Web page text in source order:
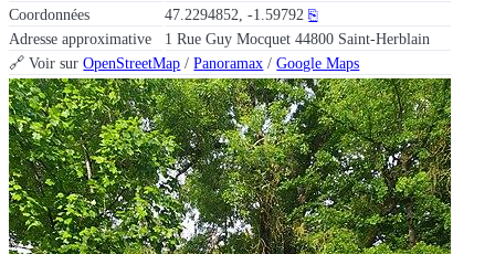
Coordonnées
47.2294852, -1.59792 ⎘
Adresse approximative
1 Rue Guy Mocquet 44800 Saint-Herblain
🔗 Voir surOpenStreetMap /Panoramax /Google Maps